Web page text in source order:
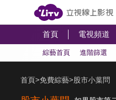
首頁 電視頻道
綜藝首頁 進階篩選
首頁>免費綜藝>股市小葉問